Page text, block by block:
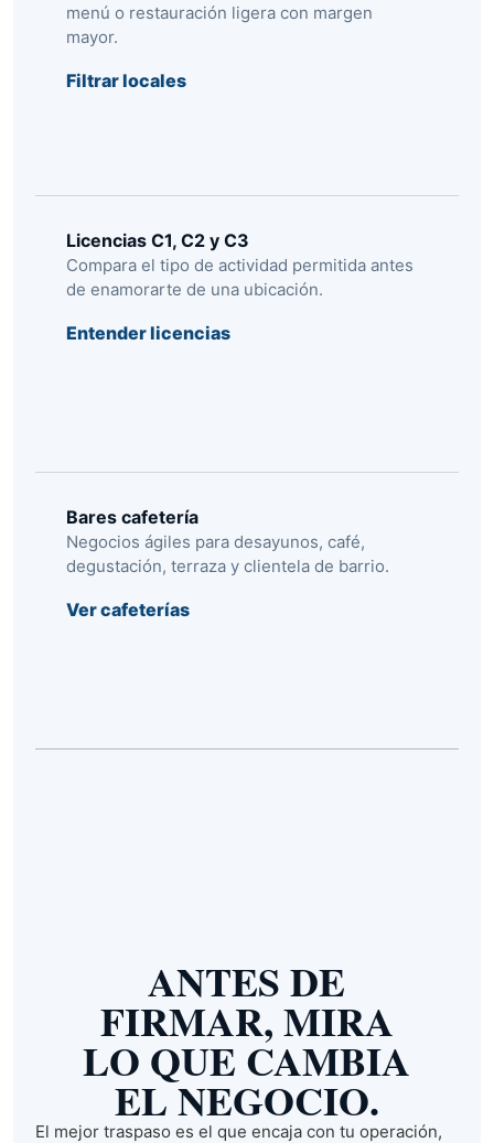
menú o restauración ligera con margen
mayor.
Filtrar locales
Licencias C1, C2 y C3
Compara el tipo de actividad permitida antes
de enamorarte de una ubicación.
Entender licencias
Bares cafetería
Negocios ágiles para desayunos, café,
degustación, terraza y clientela de barrio.
Ver cafeterías
ANTES DE
FIRMAR, MIRA
LO QUE CAMBIA
EL NEGOCIO.
El mejor traspaso es el que encaja con tu operación,